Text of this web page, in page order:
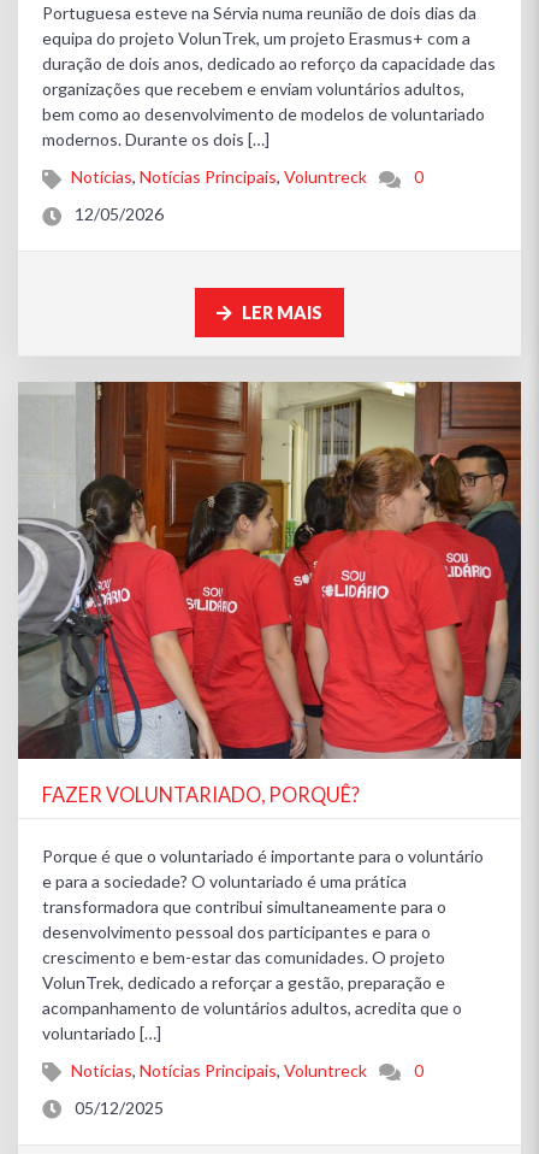
Portuguesa esteve na Sérvia numa reunião de dois dias da
equipa do projeto VolunTrek, um projeto Erasmus+ com a
duração de dois anos, dedicado ao reforço da capacidade das
organizações que recebem e enviam voluntários adultos,
bem como ao desenvolvimento de modelos de voluntariado
modernos. Durante os dois […]
Notícias,Notícias Principais,Voluntreck
0
12/05/2026
LER MAIS
FAZER VOLUNTARIADO, PORQUÊ?
Porque é que o voluntariado é importante para o voluntário
e para a sociedade? O voluntariado é uma prática
transformadora que contribui simultaneamente para o
desenvolvimento pessoal dos participantes e para o
crescimento e bem-estar das comunidades. O projeto
VolunTrek, dedicado a reforçar a gestão, preparação e
acompanhamento de voluntários adultos, acredita que o
voluntariado […]
Notícias,Notícias Principais,Voluntreck
0
05/12/2025